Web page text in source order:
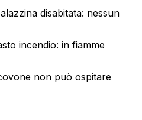
disabitata: nessun
incendio: in fiamme
non può ospitare